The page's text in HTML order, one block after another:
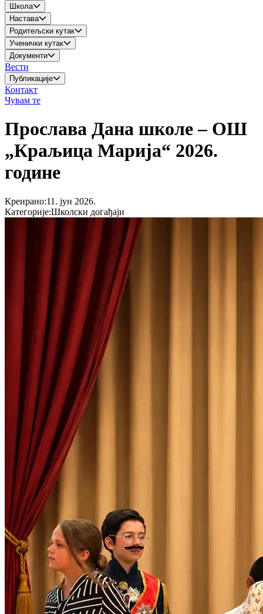
Школа
Настава
Родитељски кутак
Ученички кутак
Документи
Вести
Публикације
Контакт
Чувам те
Прослава Дана школе – ОШ
„Краљица Марија“ 2026.
године
Креирано:11. јун 2026.
Категорије:Школски догађаји